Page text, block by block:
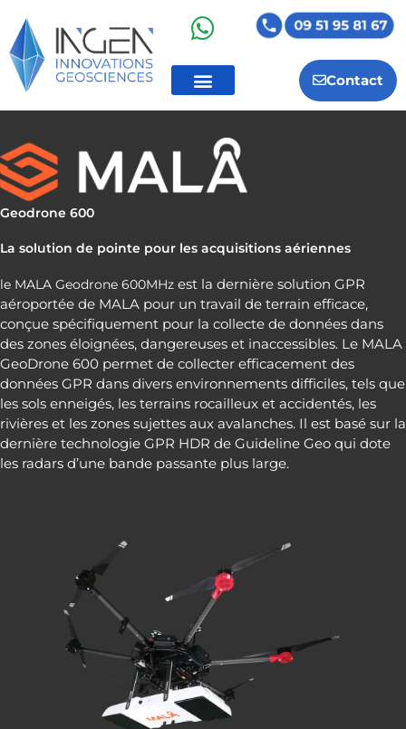
contenu
Contact
Geodrone 600
La solution de pointe pour les acquisitions aériennes
le MALA Geodrone 600MHz est la dernière solution GPR
aéroportée de MALA pour un travail de terrain efficace,
conçue spécifiquement pour la collecte de données dans
des zones éloignées, dangereuses et inaccessibles. Le MALA
GeoDrone 600 permet de collecter efficacement des
données GPR dans divers environnements difficiles, tels que
les sols enneigés, les terrains rocailleux et accidentés, les
rivières et les zones sujettes aux avalanches. Il est basé sur la
dernière technologie GPR HDR de Guideline Geo qui dote
les radars d’une bande passante plus large.